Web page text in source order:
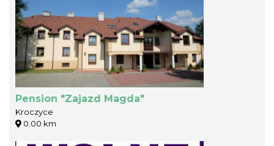
Pension "Zajazd Magda"
Kroczyce
0.00 km